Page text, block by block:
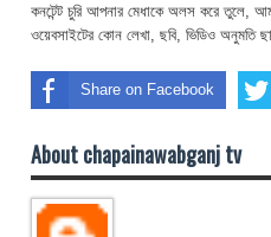
কনটেন্ট চুরি আপনার মেধাকে অলস করে তুলে,
ওয়েবসাইটের কোন লেখা, ছবি, ভিডিও অনুমতি
Share on Facebook
About chapainawabganj tv